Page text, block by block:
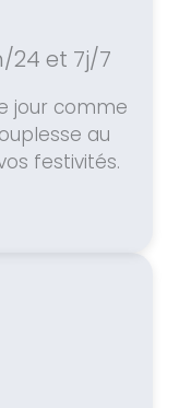
24 et 7j/7
jour comme
au
festivités.